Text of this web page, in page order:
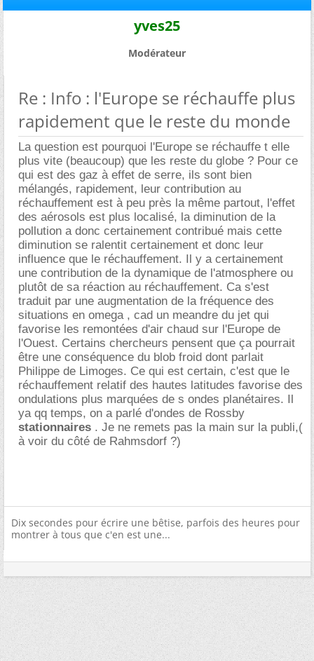
yves25
Modérateur
Re : Info : l'Europe se réchauffe plus
rapidement que le reste du monde
La question est pourquoi l'Europe se réchauffe t elle
plus vite (beaucoup) que les reste du globe ? Pour ce
qui est des gaz à effet de serre, ils sont bien
mélangés, rapidement, leur contribution au
réchauffement est à peu près la même partout, l'effet
des aérosols est plus localisé, la diminution de la
pollution a donc certainement contribué mais cette
diminution se ralentit certainement et donc leur
influence que le réchauffement. Il y a certainement
une contribution de la dynamique de l'atmosphere ou
plutôt de sa réaction au réchauffement. Ca s'est
traduit par une augmentation de la fréquence des
situations en omega , cad un meandre du jet qui
favorise les remontées d'air chaud sur l'Europe de
l'Ouest. Certains chercheurs pensent que ça pourrait
être une conséquence du blob froid dont parlait
Philippe de Limoges. Ce qui est certain, c'est que le
réchauffement relatif des hautes latitudes favorise des
ondulations plus marquées de s ondes planétaires. Il
ya qq temps, on a parlé d'ondes de Rossby
stationnaires . Je ne remets pas la main sur la publi,(
à voir du côté de Rahmsdorf ?)
Dix secondes pour écrire une bêtise, parfois des heures pour
montrer à tous que c'en est une...